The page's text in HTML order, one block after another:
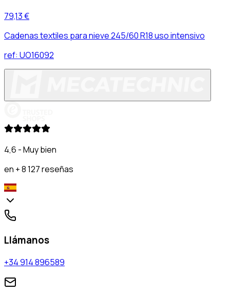
79,13 €
Cadenas textiles para nieve 245/60 R18 uso intensivo
ref: UO16092
4,6 - Muy bien
en + 8 127 reseñas
Llámanos
+34 914 896589